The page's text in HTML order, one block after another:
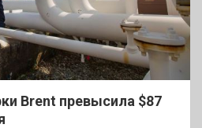
Brent превысила $87